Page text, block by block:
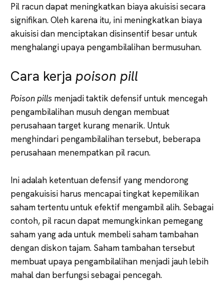
Pil racun dapat meningkatkan biaya akuisisi secara
signifikan. Oleh karena itu, ini meningkatkan biaya
akuisisi dan menciptakan disinsentif besar untuk
menghalangi upaya pengambilalihan bermusuhan.
Cara kerja poison pill
Poison pills menjadi taktik defensif untuk mencegah
pengambilalihan musuh dengan membuat
perusahaan target kurang menarik. Untuk
menghindari pengambilalihan tersebut, beberapa
perusahaan menempatkan pil racun.
Ini adalah ketentuan defensif yang mendorong
pengakuisisi harus mencapai tingkat kepemilikan
saham tertentu untuk efektif mengambil alih. Sebagai
contoh, pil racun dapat memungkinkan pemegang
saham yang ada untuk membeli saham tambahan
dengan diskon tajam. Saham tambahan tersebut
membuat upaya pengambilalihan menjadi jauh lebih
mahal dan berfungsi sebagai pencegah.